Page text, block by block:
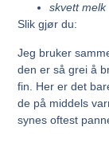
skvett melk
Slik gjør du:
Jeg bruker
den er så grei å
fin. Her er det
de på middels
synes oftest